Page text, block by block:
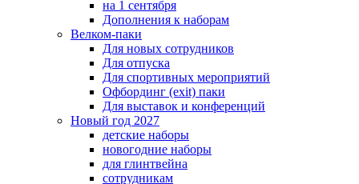
на 1 сентября
Дополнения к наборам
Велком-паки
Для новых сотрудников
Для отпуска
Для спортивных мероприятий
Офбординг (exit) паки
Для выставок и конференций
Новый год 2027
детские наборы
новогодние наборы
для глинтвейна
сотрудникам